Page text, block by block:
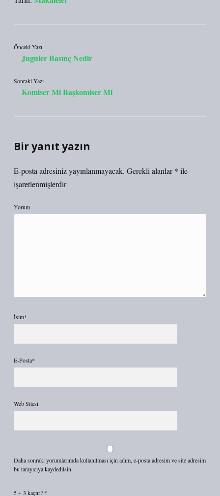
Önceki Yazı
Juguler Basınç Nedir
Sonraki Yazı
Komiser Mi Başkomiser Mi
Bir yanıt yazın
E-posta adresiniz yayınlanmayacak. Gerekli alanlar* ile
işaretlenmişlerdir
Yorum
İsim*
E-Posta*
Web Sitesi
Daha sonraki yorumlarımda kullanılması için adım, e-posta adresim ve site adresim
bu tarayıcıya kaydedilsin.
5 + 3 kaçtır? *